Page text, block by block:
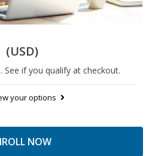
(USD)
. See if you qualify at checkout.
your options
NOW